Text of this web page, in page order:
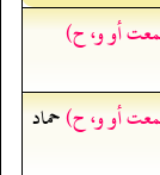
أو و، ح)
أو و، ح)حماد